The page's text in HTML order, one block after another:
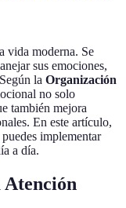
vida moderna. Se
sus emociones,
la Organización
no solo
también mejora
En este artículo,
implementar
a día.
Atención